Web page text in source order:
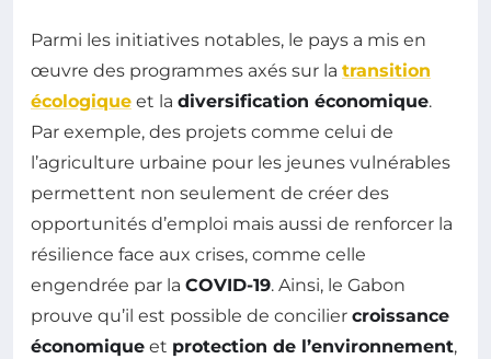
Parmi les initiatives notables, le pays a mis en
œuvre des programmes axés sur la transition
écologique et la diversification économique.
Par exemple, des projets comme celui de
l’agriculture urbaine pour les jeunes vulnérables
permettent non seulement de créer des
opportunités d’emploi mais aussi de renforcer la
résilience face aux crises, comme celle
engendrée par la COVID-19. Ainsi, le Gabon
prouve qu’il est possible de concilier croissance
économique et protection de l’environnement,